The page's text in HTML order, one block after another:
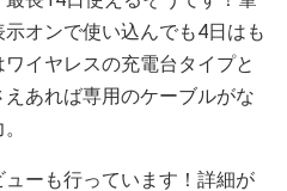
オンで使い込んでも4日はも
イヤレスの充電台タイプと
あれば専用のケーブルがな
ーも行っています！詳細が